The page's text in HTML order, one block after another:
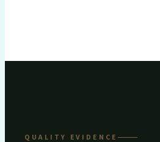
QUALITY EVIDENCE